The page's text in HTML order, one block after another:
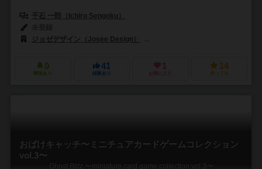
千石 一郎（Ichiro Sengoku）
ジョゼデザイン（Josee Design）
0
興味あり
41
経験あり
1
お気に入り
14
持ってる
おばけキャッチ〜ミニチュアカードゲームコレクション
vol.3〜
Ghost Blitz 〜miniature card game collection vol.3〜